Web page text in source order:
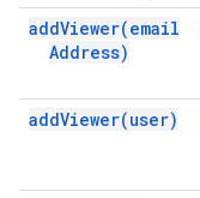
addViewer(email
Address)
addViewer(user)